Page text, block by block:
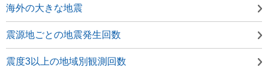
海外の大きな地震
震源地ごとの地震発生回数
震度3以上の地域別観測回数